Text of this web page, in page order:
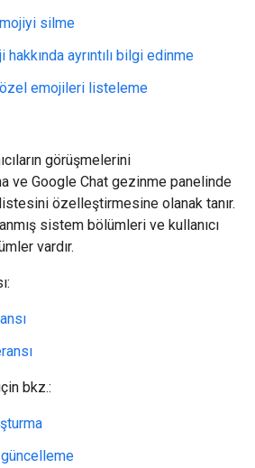
silme
ayrıntılı bilgi edinme
emojileri listeleme
görüşmelerini
ve Google Chat gezinme panelinde
özelleştirmesine olanak tanır.
sistem bölümleri ve kullanıcı
vardır.
bkz.: